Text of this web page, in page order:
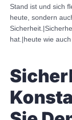
Stand ist und sich
heute, sondern
hat.|heute wie